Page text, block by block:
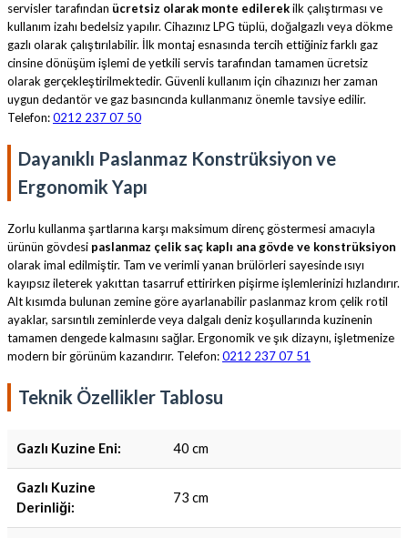
servisler tarafından ücretsiz olarak monte edilerekilk çalıştırması ve
kullanım izahı bedelsiz yapılır. Cihazınız LPG tüplü, doğalgazlı veya dökme
gazlı olarak çalıştırılabilir. İlk montaj esnasında tercih ettiğiniz farklı gaz
cinsine dönüşüm işlemi de yetkili servis tarafından tamamen ücretsiz
olarak gerçekleştirilmektedir. Güvenli kullanım için cihazınızı her zaman
uygun dedantör ve gaz basıncında kullanmanız önemle tavsiye edilir.
Telefon:0212 237 07 50
Dayanıklı Paslanmaz Konstrüksiyon ve
Ergonomik Yapı
Zorlu kullanma şartlarına karşı maksimum direnç göstermesi amacıyla
ürünün gövdesi paslanmaz çelik saç kaplı ana gövde ve konstrüksiyon
olarak imal edilmiştir. Tam ve verimli yanan brülörleri sayesinde ısıyı
kayıpsız ileterek yakıttan tasarruf ettirirken pişirme işlemlerinizi hızlandırır.
Alt kısımda bulunan zemine göre ayarlanabilir paslanmaz krom çelik rotil
ayaklar, sarsıntılı zeminlerde veya dalgalı deniz koşullarında kuzinenin
tamamen dengede kalmasını sağlar. Ergonomik ve şık dizaynı, işletmenize
modern bir görünüm kazandırır. Telefon:0212 237 07 51
Teknik Özellikler Tablosu
Gazlı Kuzine Eni: 40 cm
Gazlı Kuzine
Derinliği:
73 cm